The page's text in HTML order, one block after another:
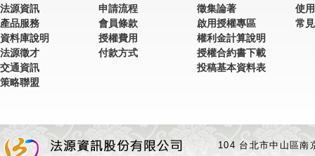
法源資訊
產品服務
資料庫說明
法源徵才
交通資訊
策略聯盟
申請流程
會員條款
授權費用
付款方式
徵集論著
啟用授權專區
權利金計算說明
授權合約書下載
投稿基本資料表
使
常
104 台北市中山區